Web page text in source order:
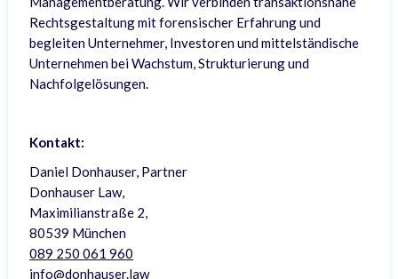
Rechtsgestaltung mit forensischer Erfahrung und
begleiten Unternehmer, Investoren und mittelständische
Unternehmen bei Wachstum, Strukturierung und
Nachfolgelösungen.
Kontakt:
Daniel Donhauser, Partner
Donhauser Law,
Maximilianstraße 2,
80539 München
089 250 061 960
info@donhauser.law